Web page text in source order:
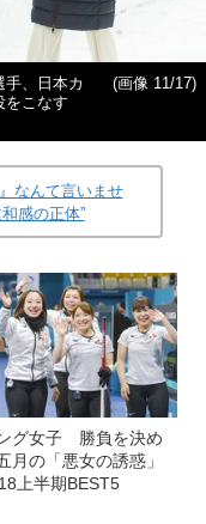
手、日本カ
をこなす
(画像 11/17)
なんて言いませ
感の正体”
グ女子 勝負を決め
月の「悪女の誘惑」
上半期BEST5